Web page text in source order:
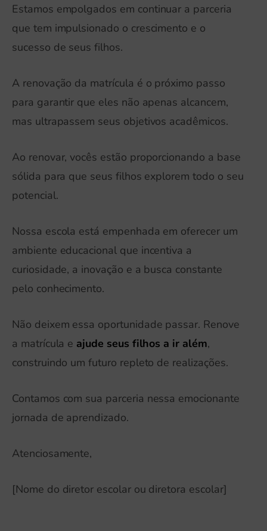
Estamos empolgados em continuar a parceria
que tem impulsionado o crescimento e o
sucesso de seus filhos.
A renovação da matrícula é o próximo passo
para garantir que eles não apenas alcancem,
mas ultrapassem seus objetivos acadêmicos.
Ao renovar, vocês estão proporcionando a base
sólida para que seus filhos explorem todo o seu
potencial.
Nossa escola está empenhada em oferecer um
ambiente educacional que incentiva a
curiosidade, a inovação e a busca constante
pelo conhecimento.
Não deixem essa oportunidade passar. Renove
a matrícula e ajude seus filhos a ir além,
construindo um futuro repleto de realizações.
Contamos com sua parceria nessa emocionante
jornada de aprendizado.
Atenciosamente,
[Nome do diretor escolar ou diretora escolar]